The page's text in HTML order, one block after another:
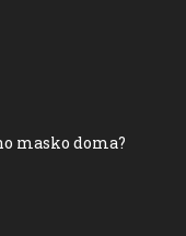
masko doma?